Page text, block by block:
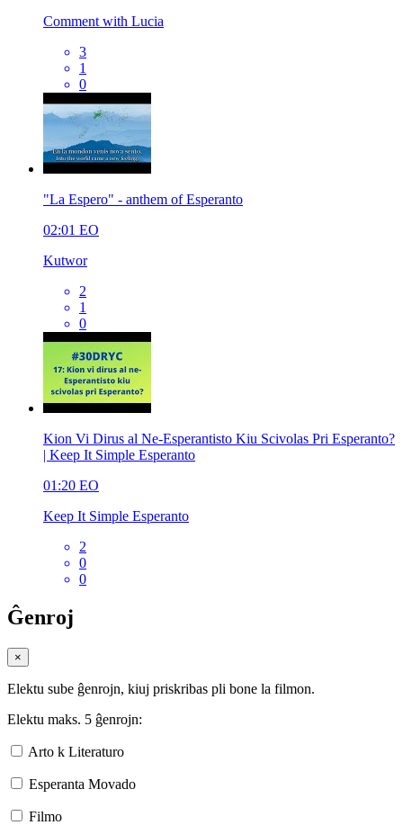
Comment with Lucia
3
1
0
"La Espero" - anthem of Esperanto
02:01 EO
Kutwor
2
1
0
Kion Vi Dirus al Ne-Esperantisto Kiu Scivolas Pri Esperanto?
| Keep It Simple Esperanto
01:20 EO
Keep It Simple Esperanto
2
0
0
Ĝenroj
×
Elektu sube ĝenrojn, kiuj priskribas pli bone la filmon.
Elektu maks. 5 ĝenrojn:
Arto k Literaturo
Esperanta Movado
Filmo